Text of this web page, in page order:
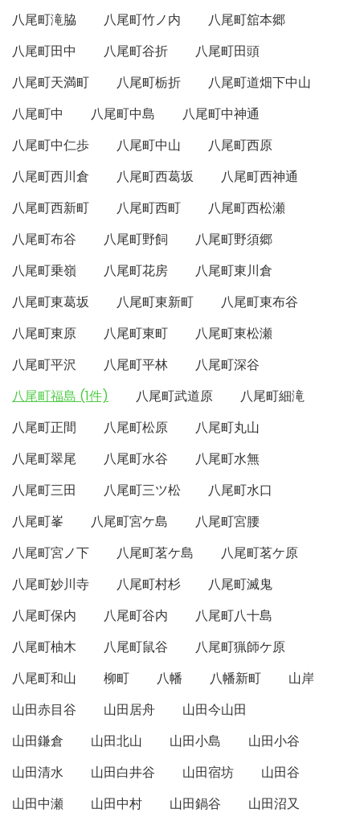
八尾町滝脇
八尾町竹ノ内
八尾町舘本郷
八尾町田中
八尾町谷折
八尾町田頭
八尾町天満町
八尾町栃折
八尾町道畑下中山
八尾町中
八尾町中島
八尾町中神通
八尾町中仁歩
八尾町中山
八尾町西原
八尾町西川倉
八尾町西葛坂
八尾町西神通
八尾町西新町
八尾町西町
八尾町西松瀬
八尾町布谷
八尾町野飼
八尾町野須郷
八尾町乗嶺
八尾町花房
八尾町東川倉
八尾町東葛坂
八尾町東新町
八尾町東布谷
八尾町東原
八尾町東町
八尾町東松瀬
八尾町平沢
八尾町平林
八尾町深谷
八尾町福島 (1件)
八尾町武道原
八尾町細滝
八尾町正間
八尾町松原
八尾町丸山
八尾町翠尾
八尾町水谷
八尾町水無
八尾町三田
八尾町三ツ松
八尾町水口
八尾町峯
八尾町宮ケ島
八尾町宮腰
八尾町宮ノ下
八尾町茗ケ島
八尾町茗ケ原
八尾町妙川寺
八尾町村杉
八尾町滅鬼
八尾町保内
八尾町谷内
八尾町八十島
八尾町柚木
八尾町鼠谷
八尾町猟師ケ原
八尾町和山
柳町 八幡 八幡新町
山岸
山田赤目谷
山田居舟
山田今山田
山田鎌倉
山田北山 山田小島
山田小谷
山田清水
山田白井谷 山田宿坊
山田谷
山田中瀬
山田中村 山田鍋谷
山田沼又